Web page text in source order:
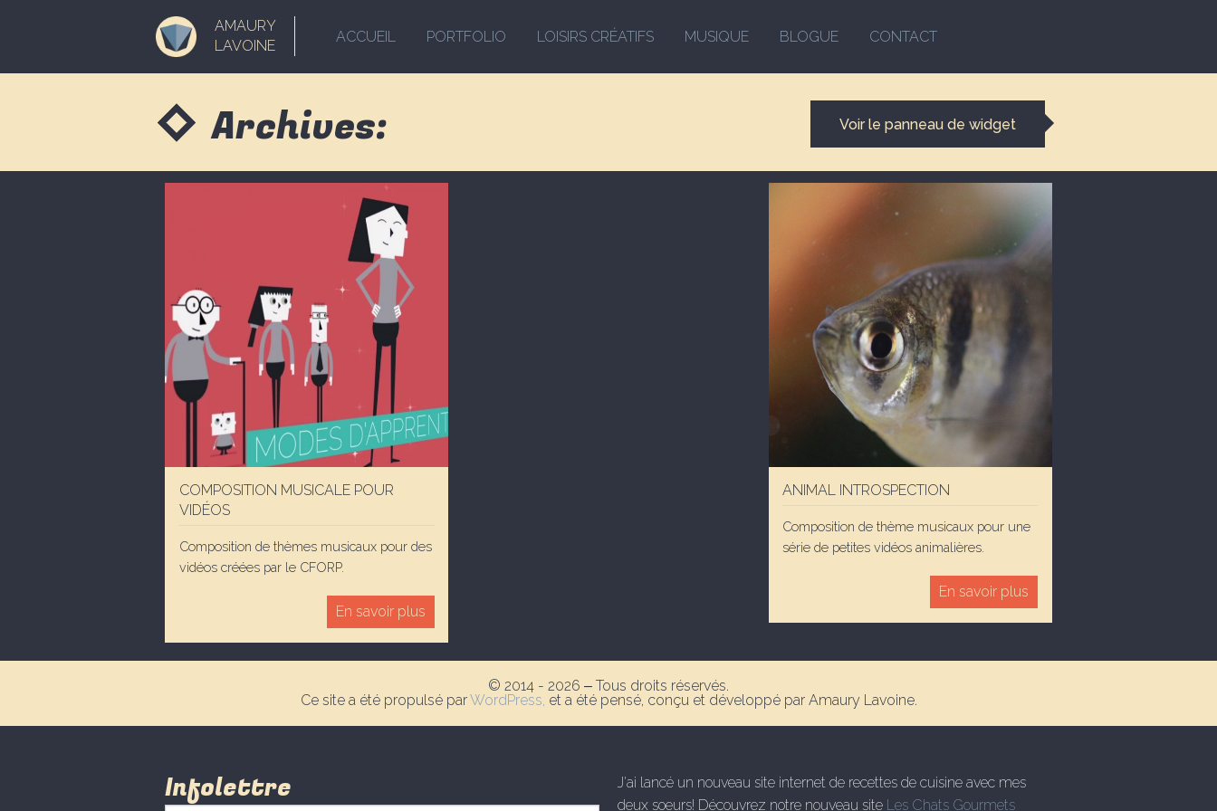
AMAURY
LAVOINE
ACCUEIL PORTFOLIO LOISIRS CRÉATIFS MUSIQUE BLOGUE CONTACT
Archives: Voir le panneau de widget
COMPOSITION MUSICALE POUR
VIDÉOS
Composition de thèmes musicaux pour des
vidéos créées par le CFORP.
En savoir plus
ANIMAL INTROSPECTION
Composition de thème musicaux pour une
série de petites vidéos animalières.
En savoir plus
© 2014 - 2026 ‒ Tous droits réservés.
Ce site a été propulsé parWordPress, et a été pensé, conçu et développé par Amaury Lavoine.
Infolettre
J'ai lancé un nouveau site internet de recettes de cuisine avec mes
deux soeurs! Découvrez notre nouveau site Les Chats Gourmets